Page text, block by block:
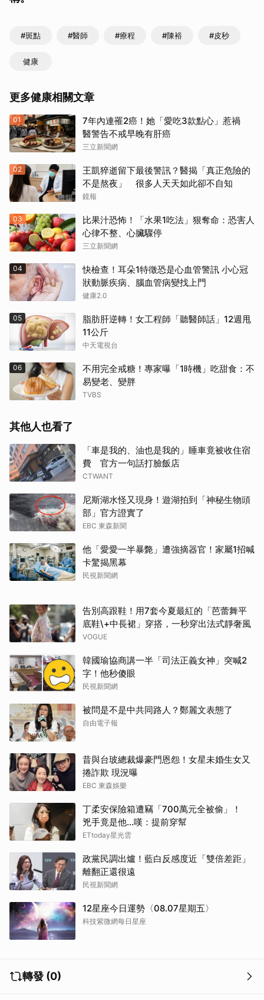
#斑點 #醫師 #療程 #陳裕 #皮秒
健康
更多健康相關文章
01
7年內連罹2癌！她「愛吃3款點心」惹禍
醫警告不戒早晚有肝癌
三立新聞網
02
王凱猝逝留下最後警訊？醫揭「真正危險的
不是熬夜」 很多人天天如此卻不自知
鏡報
03
比果汁恐怖！「水果1吃法」狠奪命：恐害人
心律不整、心臟驟停
三立新聞網
04
快檢查！耳朵1特徵恐是心血管警訊 小心冠
狀動脈疾病、腦血管病變找上門
健康2.0
05
脂肪肝逆轉！女工程師「聽醫師話」12週甩
11公斤
中天電視台
06
不用完全戒糖！專家曝「1時機」吃甜食：不
易變老、變胖
TVBS
其他人也看了
「車是我的、油也是我的」睡車竟被收住宿
費 官方一句話打臉飯店
CTWANT
尼斯湖水怪又現身！遊湖拍到「神秘生物頭
部」官方證實了
EBC 東森新聞
他「愛愛一半暴斃」遭強摘器官！家屬1招喊
卡驚揭黑幕
民視新聞網
告別高跟鞋！用7套今夏最紅的「芭蕾舞平
底鞋\+中長裙」穿搭，一秒穿出法式靜奢風
VOGUE
韓國瑜協商講一半「司法正義女神」突喊2
字！他秒傻眼
民視新聞網
被問是不是中共同路人？鄭麗文表態了
自由電子報
昔與台玻總裁爆豪門恩怨！女星未婚生女又
捲詐欺 現況曝
EBC 東森娛樂
丁柔安保險箱遭竊「700萬元全被偷」！
兇手竟是他...嘆：提前穿幫
ETtoday星光雲
政黨民調出爐！藍白反感度近「雙倍差距」
離翻正還很遠
民視新聞網
12星座今日運勢〈08.07星期五〉
科技紫微網每日星座
轉發 (0)